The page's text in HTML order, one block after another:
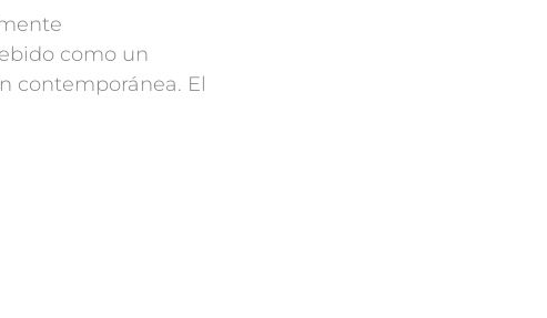
como un
contemporánea. El